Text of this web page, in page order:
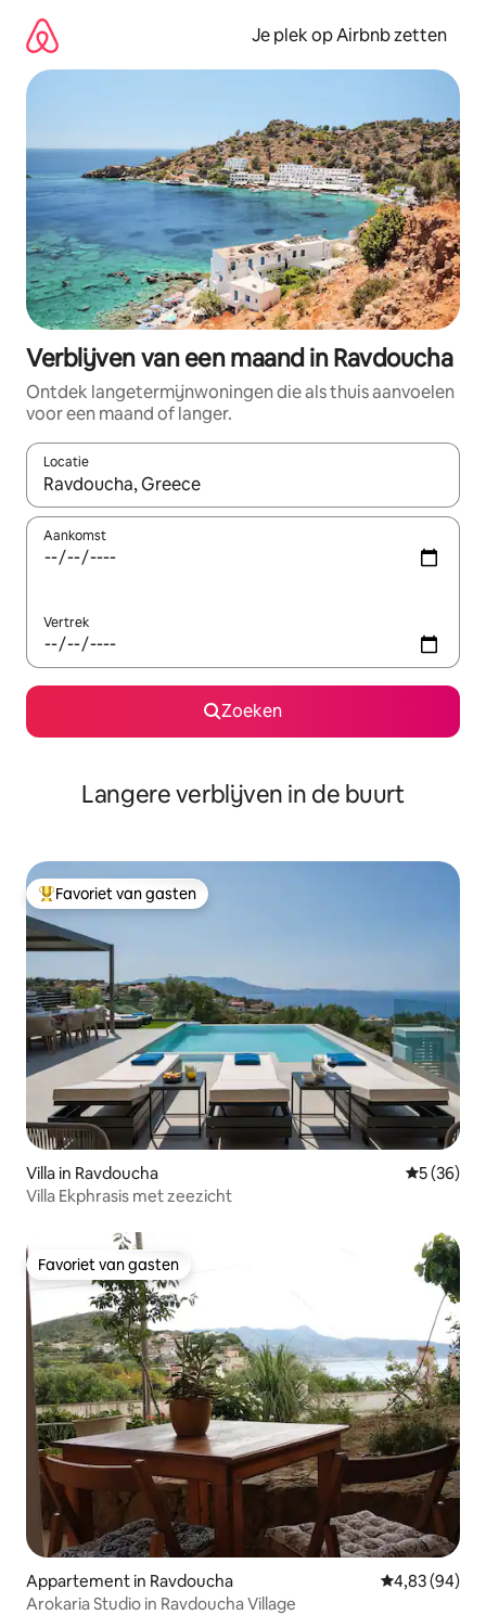
direct
naar
inhoud
Je plek op Airbnb zetten
Verblijven van een maand in Ravdoucha
Ontdek langetermijnwoningen die als thuis aanvoelen
voor een maand of langer.
Locatie
Wanneer er resultaten beschikbaar zijn, maak je een keuze
Aankomst
Vertrek
Zoeken
Langere verblijven in de buurt
Topfavoriet van gasten
Favoriet van gasten
Villa in Ravdoucha
5 (36)
Villa Ekphrasis met zeezicht
Favoriet van gasten
Favoriet van gasten
Appartement in Ravdoucha Gemiddelde
4,83 (94)
Arokaria Studio in Ravdoucha Village